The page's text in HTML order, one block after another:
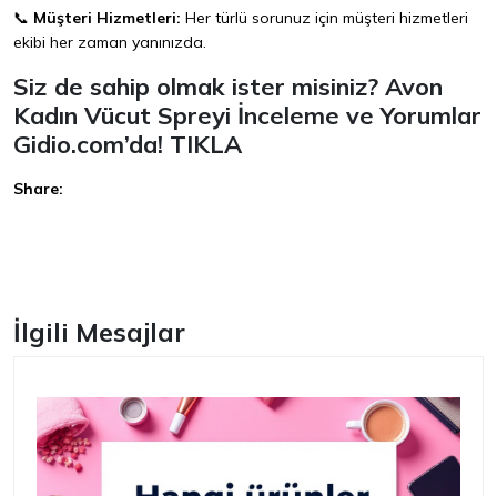
📞 Müşteri Hizmetleri: Her türlü sorunuz için müşteri hizmetleri
ekibi her zaman yanınızda.
Siz de sahip olmak ister misiniz? Avon
Kadın Vücut Spreyi İnceleme ve Yorumlar
Gidio.com’da! TIKLA
Share:
İlgili Mesajlar